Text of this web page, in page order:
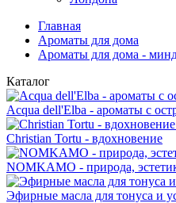
Главная
Ароматы для дома
Ароматы для дома -
Каталог
Acqua dell'Elba - ароматы с
Christian Tortu - вдохновение
NOMKAMO - природа,
Эфирные масла для тонуса и